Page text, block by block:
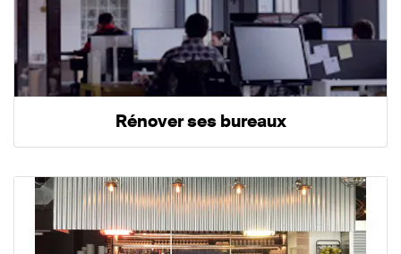
Rénover ses bureaux